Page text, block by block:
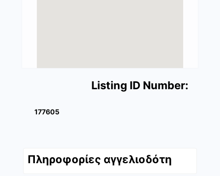
Listing ID Number:
177605
Πληροφορίες αγγελιοδότη